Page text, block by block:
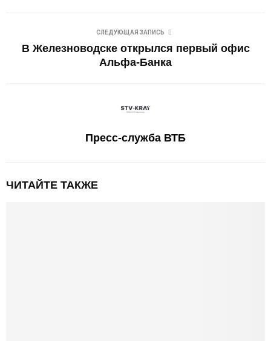
СЛЕДУЮЩАЯ ЗАПИСЬ
В Железноводске открылся первый офис
Альфа-Банка
Пресс-служба ВТБ
ЧИТАЙТЕ ТАКЖЕ